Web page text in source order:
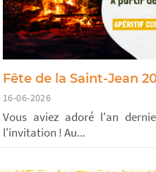
Fête de la Saint-Jean
16-06-2026
Vous aviez adoré l'an
l'invitation ! Au...